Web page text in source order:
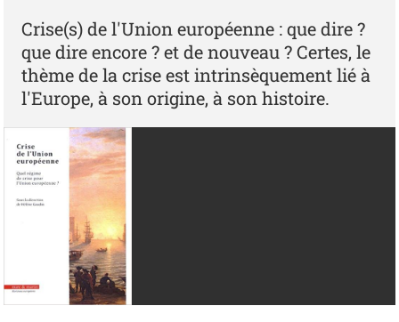
Crise(s) de l'Union européenne : que dire ?
que dire encore ? et de nouveau ? Certes, le
thème de la crise est intrinsèquement lié à
l'Europe, à son origine, à son histoire.